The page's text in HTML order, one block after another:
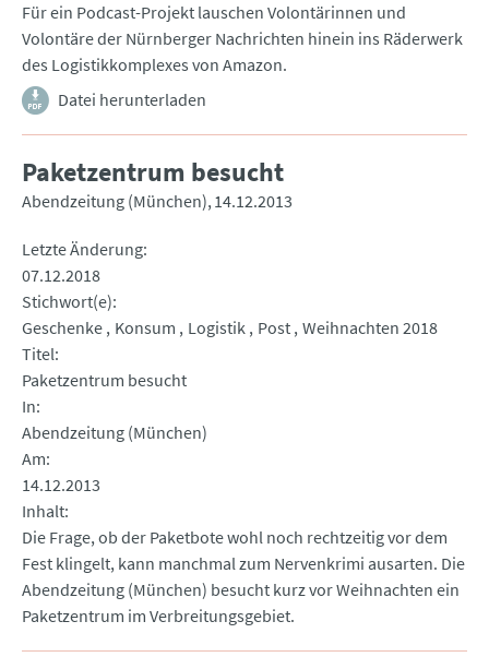
Für ein Podcast-Projekt lauschen Volontärinnen und
Volontäre der Nürnberger Nachrichten hinein ins Räderwerk
des Logistikkomplexes von Amazon.
Datei herunterladen
Paketzentrum besucht
Abendzeitung (München) 14.12.2013
Letzte Änderung
07.12.2018
Stichwort(e)
Geschenke Konsum Logistik Post Weihnachten 2018
Titel
Paketzentrum besucht
In
Abendzeitung (München)
Am
14.12.2013
Inhalt
Die Frage, ob der Paketbote wohl noch rechtzeitig vor dem
Fest klingelt, kann manchmal zum Nervenkrimi ausarten. Die
Abendzeitung (München) besucht kurz vor Weihnachten ein
Paketzentrum im Verbreitungsgebiet.